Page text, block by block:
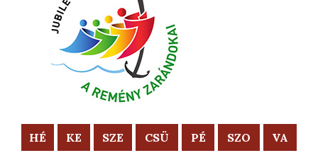
HÉ KE SZE CSÜ PÉ SZO VA